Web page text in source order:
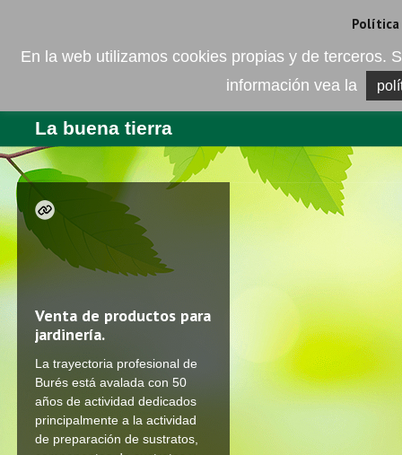
La buena tierra
EMPRESA PRODUCTOS
Venta de productos para
jardinería.
La trayectoria profesional de
Burés está avalada con 50
años de actividad dedicados
principalmente a la actividad
de preparación de sustratos,
Política
En la web utilizamos cookies propias y de terceros.
información vea la